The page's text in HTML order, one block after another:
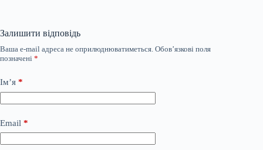
Залишити відповідь
Ваша e-mail адреса не оприлюднюватиметься. Обов’язкові поля
позначені *
Ім’я *
Email *